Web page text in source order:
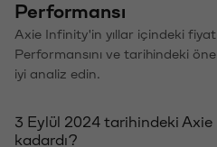
Performansı
Axie Infinity'in yıllar içindeki fiyat
Performansını ve tarihindeki
iyi analiz edin.
3 Eylül 2024 tarihindeki
kadardı?